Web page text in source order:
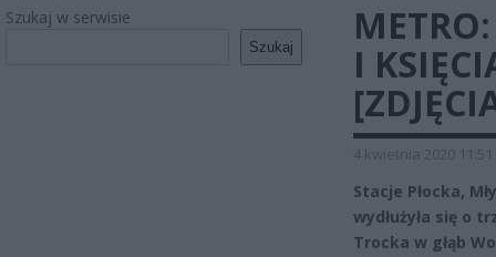
Szukaj w serwisie
Szukaj
I
4 kwietnia 2020 11:51
Stacje Płocka,
wydłużyła się o
Trocka w głąb